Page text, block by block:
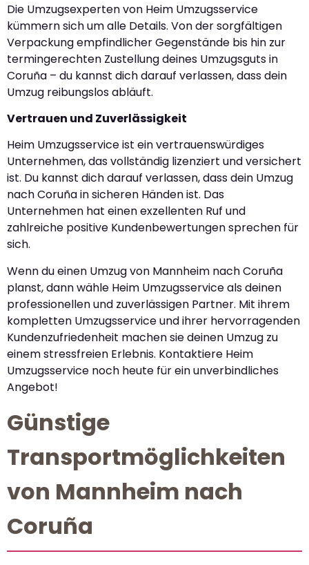
Die Umzugsexperten von Heim Umzugsservice
kümmern sich um alle Details. Von der sorgfältigen
Verpackung empfindlicher Gegenstände bis hin zur
termingerechten Zustellung deines Umzugsguts in
Coruña – du kannst dich darauf verlassen, dass dein
Umzug reibungslos abläuft.
Vertrauen und Zuverlässigkeit
Heim Umzugsservice ist ein vertrauenswürdiges
Unternehmen, das vollständig lizenziert und versichert
ist. Du kannst dich darauf verlassen, dass dein Umzug
nach Coruña in sicheren Händen ist. Das
Unternehmen hat einen exzellenten Ruf und
zahlreiche positive Kundenbewertungen sprechen für
sich.
Wenn du einen Umzug von Mannheim nach Coruña
planst, dann wähle Heim Umzugsservice als deinen
professionellen und zuverlässigen Partner. Mit ihrem
kompletten Umzugsservice und ihrer hervorragenden
Kundenzufriedenheit machen sie deinen Umzug zu
einem stressfreien Erlebnis. Kontaktiere Heim
Umzugsservice noch heute für ein unverbindliches
Angebot!
Günstige
Transportmöglichkeiten
von Mannheim nach
Coruña